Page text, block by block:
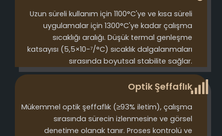
Uzun süreli kullanım için 1100°C'ye ve kısa süreli
uygulamalar için 1300°C'ye kadar çalışma
sıcaklığı aralığı. Düşük termal genleşme
katsayısı (5,5×10-⁷/°C) sıcaklık dalgalanmaları
sırasında boyutsal stabilite sağlar.
Optik Şeffaflık
Mükemmel optik şeffaflık (≥93% iletim), çalışma
sırasında sürecin izlenmesine ve görsel
denetime olanak tanır. Proses kontrolü ve